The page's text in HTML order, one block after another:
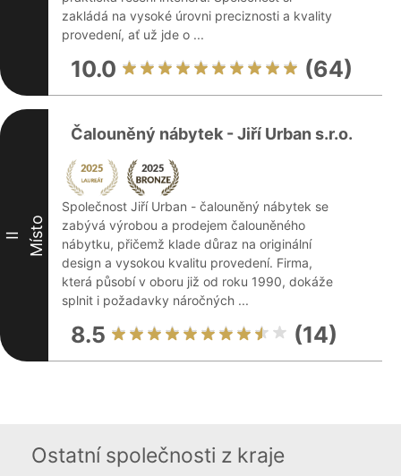
zakládá na vysoké úrovni preciznosti a kvality
provedení, ať už jde o ...
10.0 (64)
II Místo
Čalouněný nábytek - Jiří Urban s.r.o.
Společnost Jiří Urban - čalouněný nábytek se
zabývá výrobou a prodejem čalouněného
nábytku, přičemž klade důraz na originální
design a vysokou kvalitu provedení. Firma,
která působí v oboru již od roku 1990, dokáže
splnit i požadavky náročných ...
8.5 (14)
Ostatní společnosti z kraje